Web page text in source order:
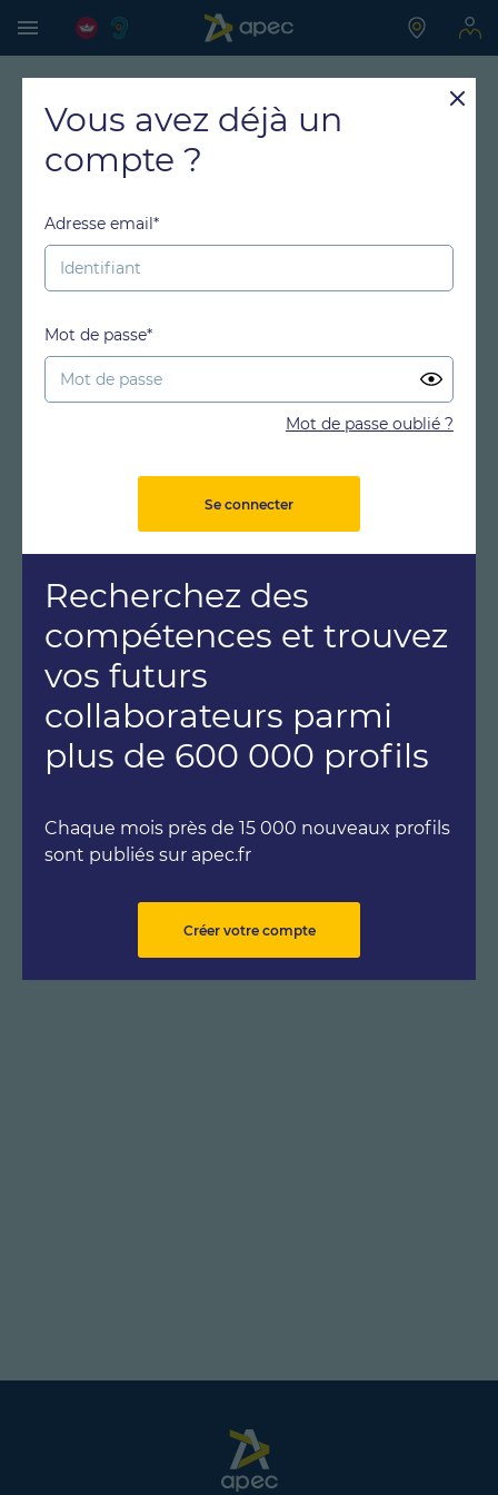
Vous avez déjà un
compte ?
Adresse email*
Mot de passe*
Mot de passe oublié ?
Se connecter
Recherchez des
compétences et trouvez
vos futurs
collaborateurs parmi
plus de 600 000 profils
Chaque mois près de 15 000 nouveaux profils
sont publiés sur apec.fr
Créer votre compte